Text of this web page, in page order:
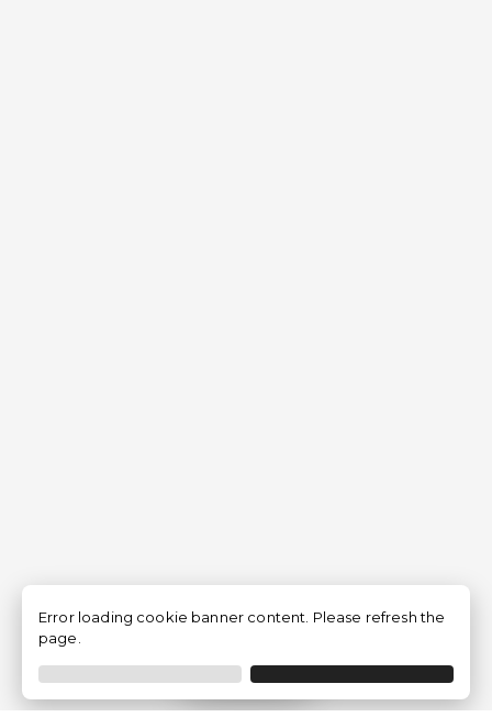
Filtrer
Error loading cookie banner content. Please refresh the
page.